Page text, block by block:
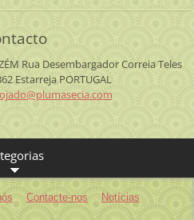
Rua Desembargador Correia Teles
EstarrejaPORTUGAL
ado@plumasecia.com
Contacte-nos Notícias